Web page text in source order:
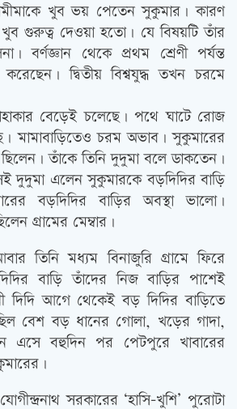
খুব ভয় পেতেন সুকুমার। কারণ
খুব গুরুত্ব দেওয়া হতো। যে বিষয়টি তাঁর
বর্ণজ্ঞান থেকে প্রথম শ্রেণী পর্যন্ত
দ্বিতীয় বিশ্বযুদ্ধ তখন চরমে
বেড়েই চলেছে। পথে ঘাটে রোজ
মামাবাড়িতেও চরম অভাব। সুকুমারের
তাঁকে তিনি দুদুমা বলে ডাকতেন।
দুদুমা এলেন সুকুমারকে বড়দিদির বাড়ি
বড়দিদির বাড়ির অবস্থা ভালো।
গ্রামের মেম্বার।
তিনি মধ্যম বিনাজুরি গ্রামে ফিরে
বাড়ি তাঁদের নিজ বাড়ির পাশেই
দিদি আগে থেকেই বড় দিদির বাড়িতে
বেশ বড় ধানের গোলা, খড়ের গাদা,
বহুদিন পর পেটপুরে খাবারের
সরকারের ‘হাসি-খুশি’ পুরোটা